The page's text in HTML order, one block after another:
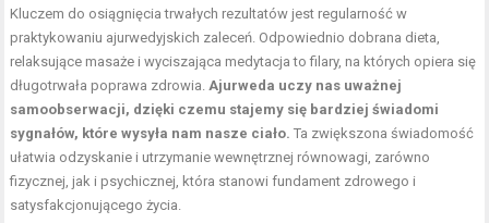
Kluczem do osiągnięcia trwałych rezultatów jest regularność w
praktykowaniu ajurwedyjskich zaleceń. Odpowiednio dobrana dieta,
relaksujące masaże i wyciszająca medytacja to filary, na których opiera się
długotrwała poprawa zdrowia. Ajurweda uczy nas uważnej
samoobserwacji, dzięki czemu stajemy się bardziej świadomi
sygnałów, które wysyła nam nasze ciało. Ta zwiększona świadomość
ułatwia odzyskanie i utrzymanie wewnętrznej równowagi, zarówno
fizycznej, jak i psychicznej, która stanowi fundament zdrowego i
satysfakcjonującego życia.